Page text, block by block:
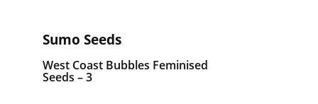
Sumo Seeds
West Coast Bubbles Feminised
Seeds – 3